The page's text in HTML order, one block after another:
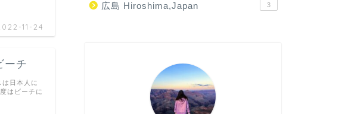
11-24
ーチ
日本人に
はビーチに
広島 Hiroshima,Japan 3